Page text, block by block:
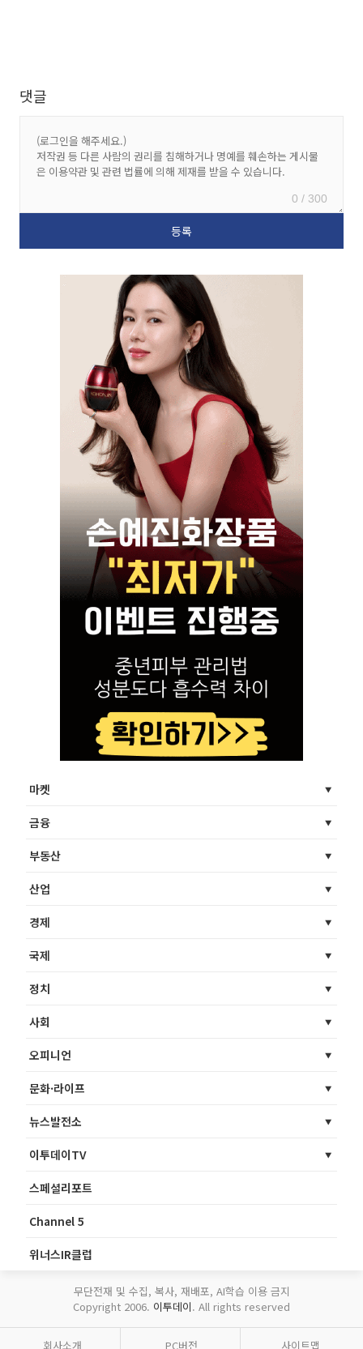
댓글
0 / 300
마켓
금융
부동산
산업
경제
국제
정치
사회
오피니언
문화·라이프
뉴스발전소
이투데이TV
스페셜리포트
Channel 5
위너스IR클럽
무단전재 및 수집, 복사, 재배포, AI학습 이용 금지
Copyright 2006. 이투데이. All rights reserved
회사소개 PC버전 사이트맵